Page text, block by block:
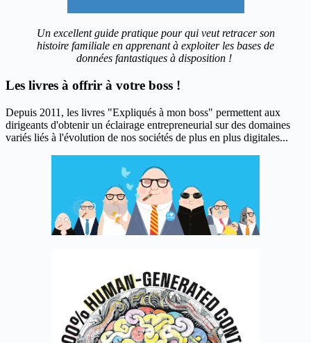
Un excellent guide pratique pour qui veut retracer son
histoire familiale en apprenant à exploiter les bases de
données fantastiques à disposition !
Les livres à offrir à votre boss !
Depuis 2011, les livres "Expliqués à mon boss" permettent aux
dirigeants d'obtenir un éclairage entrepreneurial sur des domaines
variés liés à l'évolution de nos sociétés de plus en plus digitales...